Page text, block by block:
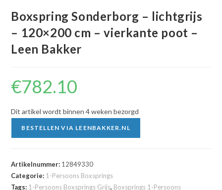
Boxspring Sonderborg – lichtgrijs
– 120×200 cm – vierkante poot –
Leen Bakker
€782.10
Dit artikel wordt binnen 4 weken bezorgd
BESTELLEN VIA LEENBAKKER.NL
Artikelnummer: 12849330
Categorie: 1-Persoons Boxsprings
Tags: 1-Persoons Boxsprings Grijs, Boxsprings 1-Persoons